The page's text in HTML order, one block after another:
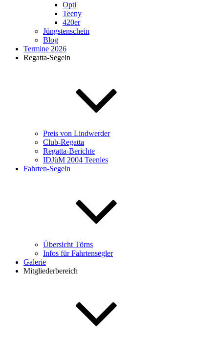
Opti
Teeny
420er
Jüngstenschein
Blog
Termine 2026
Regatta-Segeln
Preis von Lindwerder
Club-Regatta
Regatta-Berichte
IDJüM 2004 Teenies
Fahrten-Segeln
Übersicht Törns
Infos für Fahrtensegler
Galerie
Mitgliederbereich